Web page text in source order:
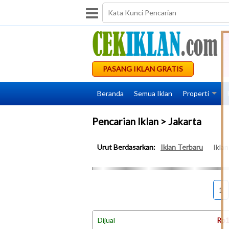
PASANG IKLAN GRATIS
Beranda Semua Iklan Properti
Pencarian Iklan > Jakarta
Urut Berdasarkan: Iklan Terbaru Iklan
1
Dijual